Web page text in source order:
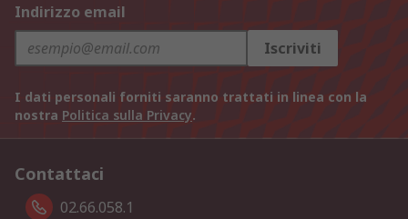
Indirizzo email
Iscriviti
I dati personali forniti saranno trattati in linea con la
nostra Politica sulla Privacy.
Contattaci
02.66.058.1